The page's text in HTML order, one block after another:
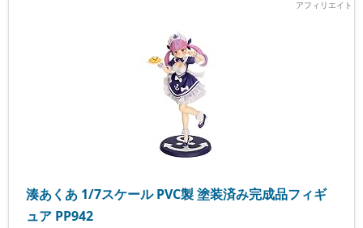
湊あくあ 1/7スケール PVC製 塗装済み完成品フィギ
ュア PP942